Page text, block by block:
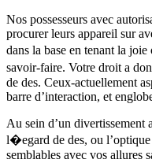
Nos possesseurs avec
procurer leurs appareil sur
dans la base en tenant la
savoir-faire. Votre droit a
de des. Ceux-actuellement
barre d’interaction, et
Au sein d’un divertissement
l�egard de des, ou
semblables avec vos allures